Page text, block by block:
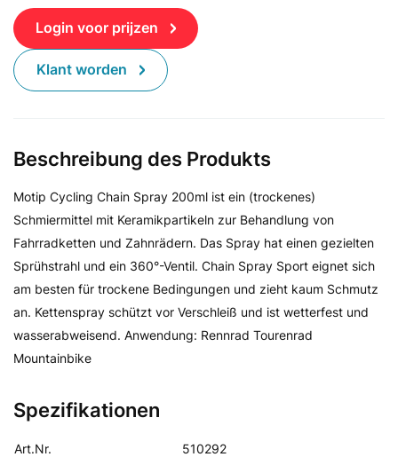
Login voor prijzen
Klant worden
Spezifikationen
Art.Nr.
510292
Beschreibung des Produkts
Motip Cycling Chain Spray 200ml ist ein (trockenes)
Schmiermittel mit Keramikpartikeln zur Behandlung von
Fahrradketten und Zahnrädern. Das Spray hat einen gezielten
Sprühstrahl und ein 360°-Ventil. Chain Spray Sport eignet sich
am besten für trockene Bedingungen und zieht kaum Schmutz
an. Kettenspray schützt vor Verschleiß und ist wetterfest und
wasserabweisend. Anwendung: Rennrad Tourenrad
Mountainbike